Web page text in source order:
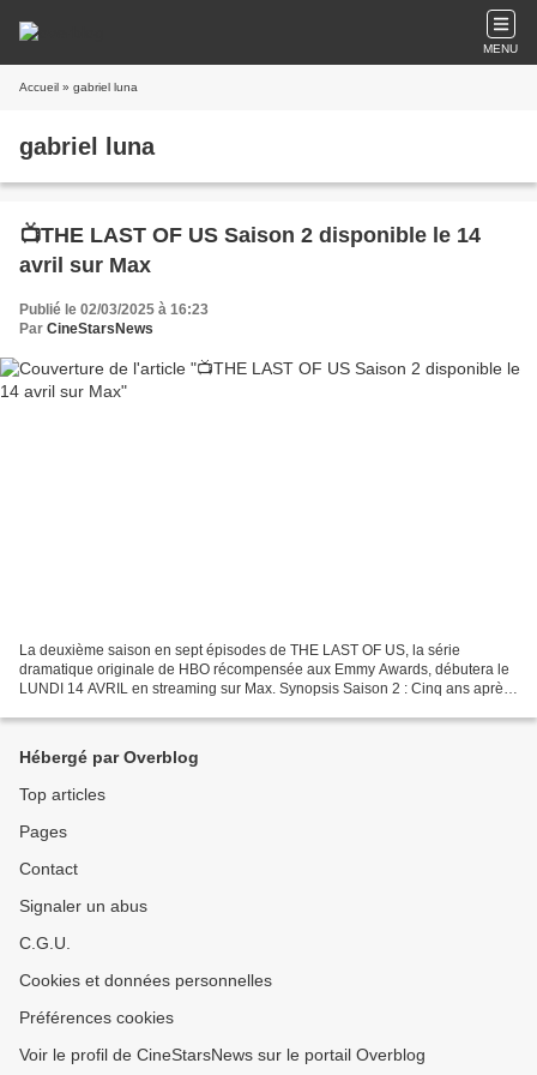
MENU
Accueil » gabriel luna
gabriel luna
📺THE LAST OF US Saison 2 disponible le 14
avril sur Max
Publié le 02/03/2025 à 16:23
Par CineStarsNews
La deuxième saison en sept épisodes de THE LAST OF US, la série
dramatique originale de HBO récompensée aux Emmy Awards, débutera le
LUNDI 14 AVRIL en streaming sur Max. Synopsis Saison 2 : Cinq ans après
Hébergé par Overblog
Top articles
Pages
Contact
Signaler un abus
C.G.U.
Cookies et données personnelles
Préférences cookies
Voir le profil de CineStarsNews sur le portail Overblog